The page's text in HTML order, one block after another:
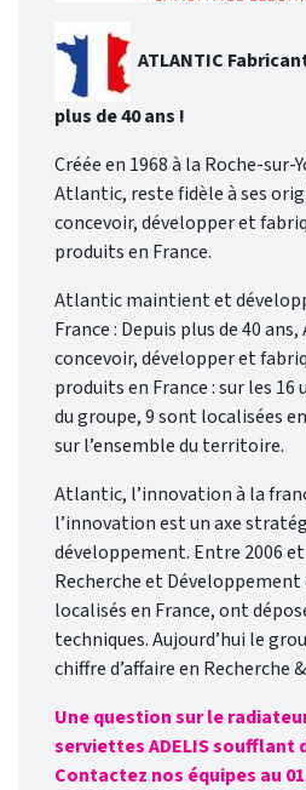
ATLANTIC
plus de 40 ans !
Créée en 1968 à la Roche-sur-
Atlantic, reste fidèle à ses
concevoir, développer et
produits en France.
Atlantic maintient et
France : Depuis plus de 40
concevoir, développer et
produits en France : sur les
du groupe, 9 sont localisées
sur l’ensemble du territoire.
Atlantic, l’innovation à la
l’innovation est un axe
développement. Entre 2006 et
Recherche et
localisés en France, ont
techniques. Aujourd’hui le
chiffre d’affaire en Recherche
Une question sur le
serviettes ADELIS soufflant
Contactez nos équipes au